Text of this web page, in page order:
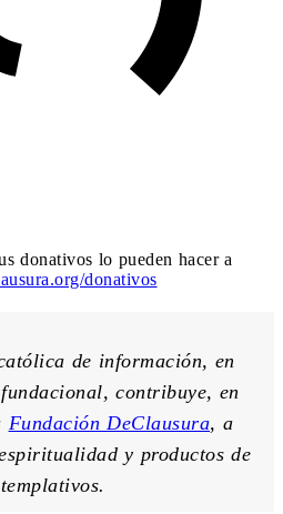
donativos lo pueden hacer a
donativos
de información, en
contribuye, en
Fundación DeClausura, a
y productos de